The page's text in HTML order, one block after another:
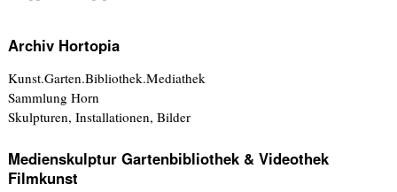
Archiv Hortopia
Kunst.Garten.Bibliothek.Mediathek
Sammlung Horn
Skulpturen, Installationen, Bilder
Medienskulptur Gartenbibliothek & Videothek
Filmkunst